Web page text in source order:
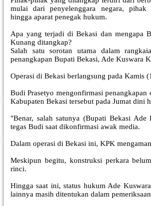
mulai dari penyelenggara negara, pihak
hingga aparat penegak hukum.
Apa yang terjadi di Bekasi dan mengapa
Kunang ditangkap?
Salah satu sorotan utama dalam
penangkapan Bupati Bekasi, Ade Kuswara
Operasi di Bekasi berlangsung pada Kamis
Budi Prasetyo mengonfirmasi penangkapan
Kabupaten Bekasi tersebut pada Jumat dini
"Benar, salah satunya (Bupati Bekasi Ade
tegas Budi saat dikonfirmasi awak media.
Dalam operasi di Bekasi ini, KPK
Meskipun begitu, konstruksi perkara
rinci.
Hingga saat ini, status hukum Ade
lainnya masih ditentukan dalam